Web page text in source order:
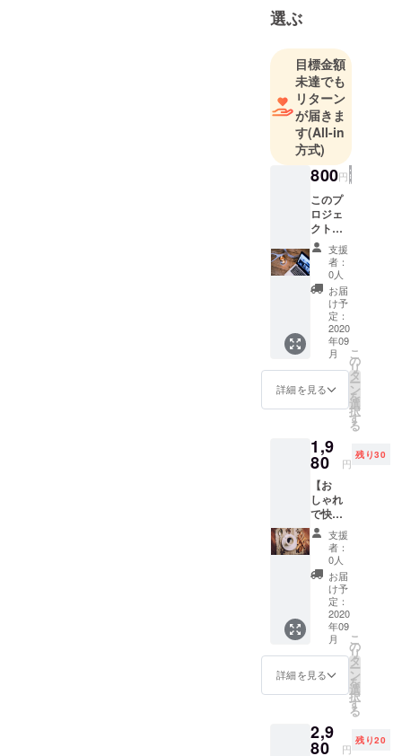
し季」
ら田〜
燎〜」の4店
舗を経営し
ています。
選ぶ
目標金額
未達でも
リターン
が届きま
す(All-in
方式)
800円
このプ
ロジェ
クトを
応援し
ていた
だける
方に
『感謝
のお手
紙』と
『ジブ
ンジカ
ン１日
体験チ
ケッ
ト』を
致しま
す。 ※
チケッ
トはお
手紙の
中に同
封させ
ていた
だきま
す。 も
し紛失
された
場合は
コメン
ト欄も
しくは
下記に
◆engro
w.tsuka
支援
者：
0人
お届
け予
定：
2020
年09
月
詳細を見る
こ
の
リ
タ
ー
ン
を
選
択
す
る
1,9
80 円
残り30
【お
しゃれ
で快適
なフ
リース
ペース
を使い
放題】
（会員
様限
定）＋
【ご支
援お礼
のメー
ル】 →
月額
-が１か
月間お
支援
者：
0人
お届
け予
定：
2020
年09
月
詳細を見る
こ
の
リ
タ
ー
ン
を
選
択
す
る
2,9
80 円
残り20